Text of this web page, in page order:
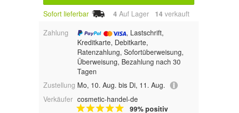
Sofort lieferbar 4 Auf Lager 14 verkauft
Zahlung
, Lastschrift,
Kreditkarte, Debitkarte,
Ratenzahlung, Sofortüberweisung,
Überweisung, Bezahlung nach 30
Tagen
Zustellung Mo, 10. Aug. bis Di, 11. Aug.
Verkäufer cosmetic-handel-de
99% positiv